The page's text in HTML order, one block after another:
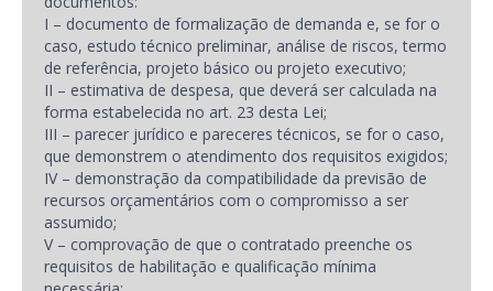
I – documento de formalização de demanda e, se for o
caso, estudo técnico preliminar, análise de riscos, termo
de referência, projeto básico ou projeto executivo;
II – estimativa de despesa, que deverá ser calculada na
forma estabelecida no art. 23 desta Lei;
III – parecer jurídico e pareceres técnicos, se for o caso,
que demonstrem o atendimento dos requisitos exigidos;
IV – demonstração da compatibilidade da previsão de
recursos orçamentários com o compromisso a ser
assumido;
V – comprovação de que o contratado preenche os
requisitos de habilitação e qualificação mínima